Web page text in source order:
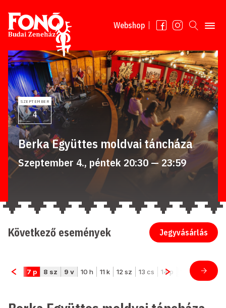
Tovább a tartalomhoz
Webshop
SZEPTEMBER
4
Berka Együttes moldvai táncháza
Szeptember 4., péntek 20:30 — 23:59
Jegyvásárlás
Következő események